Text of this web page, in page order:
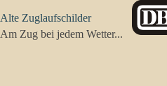
Inhalt
springen
Alte Zuglaufschilder
Am Zug bei jedem Wetter...